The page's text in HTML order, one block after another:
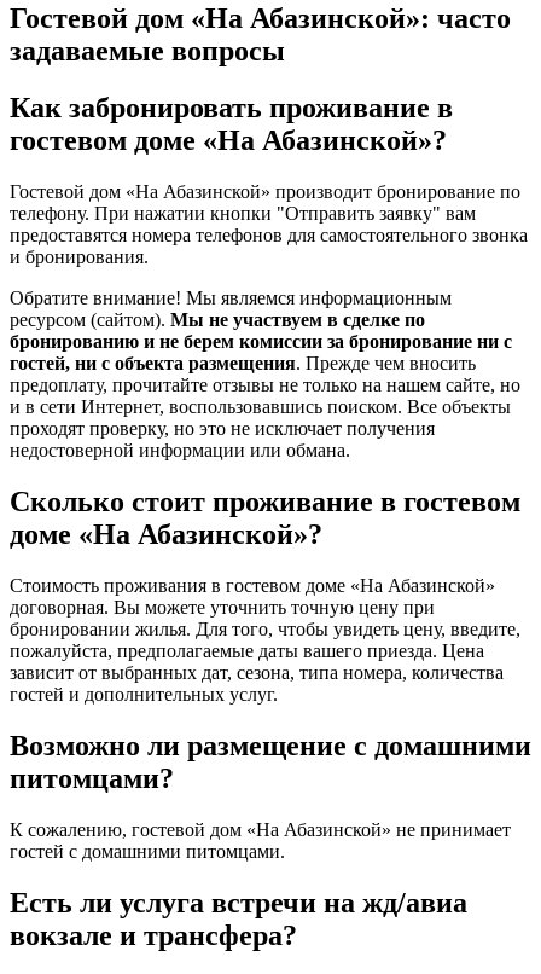
Гостевой дом «На Абазинской»: часто
задаваемые вопросы
Как забронировать проживание в
гостевом доме «На Абазинской»?
Гостевой дом «На Абазинской» производит бронирование по
телефону. При нажатии кнопки "Отправить заявку" вам
предоставятся номера телефонов для самостоятельного звонка
и бронирования.
Обратите внимание! Мы являемся информационным
ресурсом (сайтом). Мы не участвуем в сделке по
бронированию и не берем комиссии за бронирование ни с
гостей, ни с объекта размещения. Прежде чем вносить
предоплату, прочитайте отзывы не только на нашем сайте, но
и в сети Интернет, воспользовавшись поиском. Все объекты
проходят проверку, но это не исключает получения
недостоверной информации или обмана.
Сколько стоит проживание в гостевом
доме «На Абазинской»?
Стоимость проживания в гостевом доме «На Абазинской»
договорная. Вы можете уточнить точную цену при
бронировании жилья. Для того, чтобы увидеть цену, введите,
пожалуйста, предполагаемые даты вашего приезда. Цена
зависит от выбранных дат, сезона, типа номера, количества
гостей и дополнительных услуг.
Возможно ли размещение с домашними
питомцами?
К сожалению, гостевой дом «На Абазинской» не принимает
гостей с домашними питомцами.
Есть ли услуга встречи на жд/авиа
вокзале и трансфера?